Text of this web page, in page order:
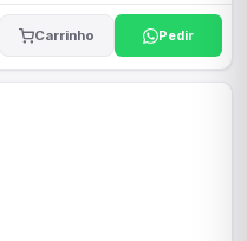
Carrinho Pedir